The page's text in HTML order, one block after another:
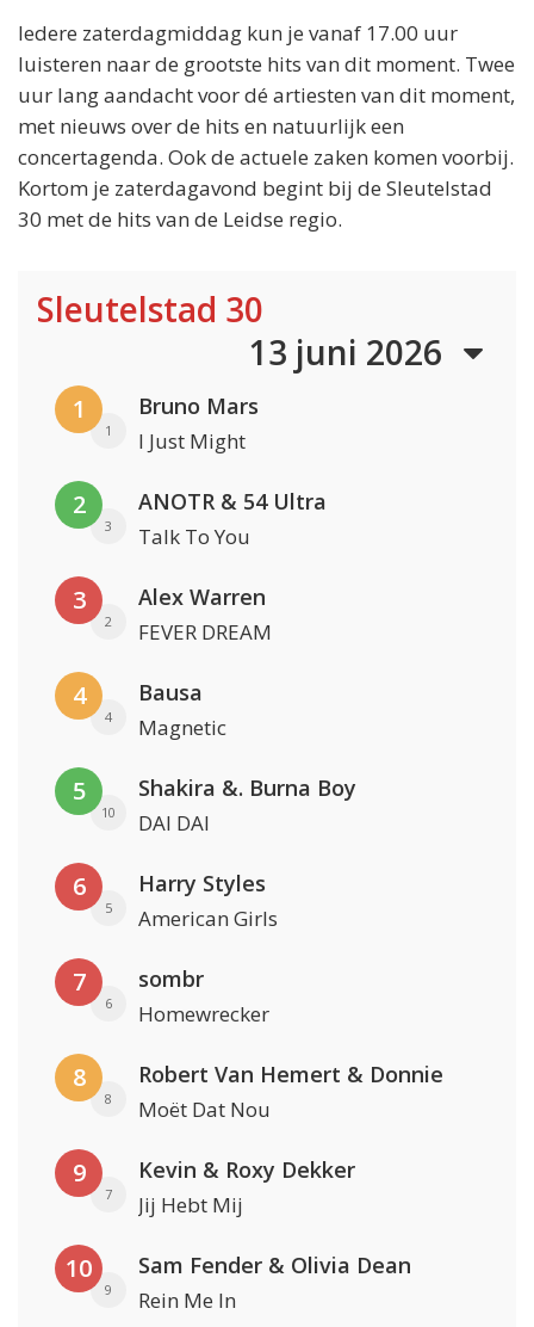
Iedere zaterdagmiddag kun je vanaf 17.00 uur
luisteren naar de grootste hits van dit moment. Twee
uur lang aandacht voor dé artiesten van dit moment,
met nieuws over de hits en natuurlijk een
concertagenda. Ook de actuele zaken komen voorbij.
Kortom je zaterdagavond begint bij de Sleutelstad
30 met de hits van de Leidse regio.
Sleutelstad 30
13 juni 2026
1
1
Bruno Mars
I Just Might
2
3
ANOTR & 54 Ultra
Talk To You
3
2
Alex Warren
FEVER DREAM
4
4
Bausa
Magnetic
5
10
Shakira &. Burna Boy
DAI DAI
6
5
Harry Styles
American Girls
7
6
sombr
Homewrecker
8
8
Robert Van Hemert & Donnie
Moët Dat Nou
9
7
Kevin & Roxy Dekker
Jij Hebt Mij
10
9
Sam Fender & Olivia Dean
Rein Me In